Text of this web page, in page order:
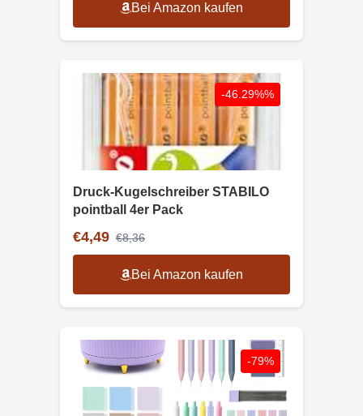
Bei Amazon kaufen
-46.29%%
Druck-Kugelschreiber STABILO
pointball 4er Pack
€4,49 €8,36
Bei Amazon kaufen
-79%